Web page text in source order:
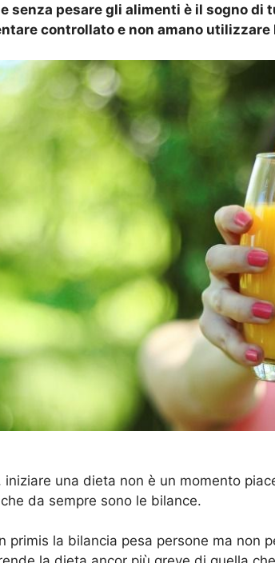
senza pesare gli alimenti è il sogno di
controllato e non amano utilizzare
iniziare una dieta non è un momento
da sempre sono le bilance.
primis la bilancia pesa persone ma non